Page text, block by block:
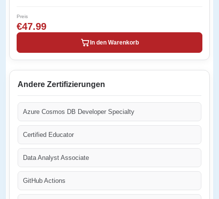
Preis
€47.99
In den Warenkorb
Andere Zertifizierungen
Azure Cosmos DB Developer Specialty
Certified Educator
Data Analyst Associate
GitHub Actions